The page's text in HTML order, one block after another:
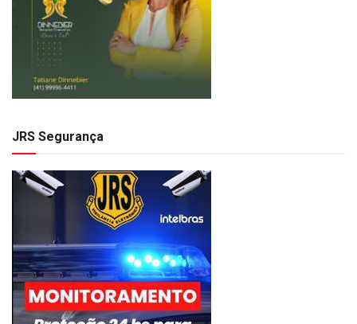
JRS Segurança